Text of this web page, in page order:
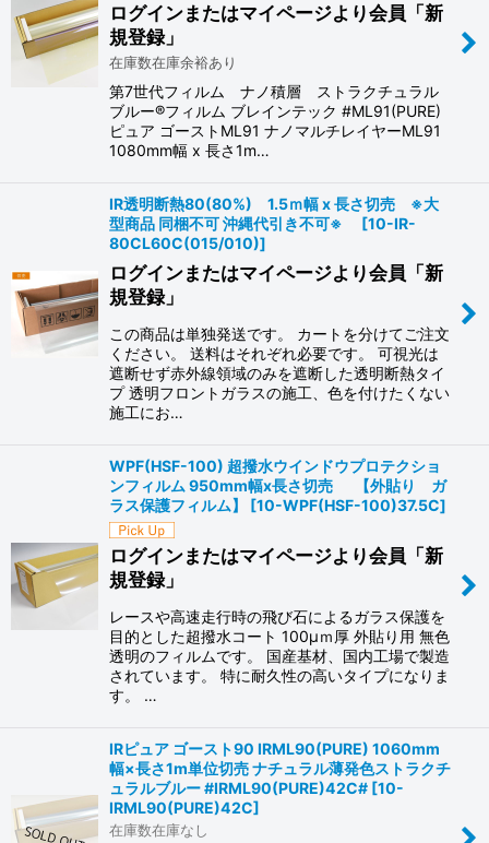
ログインまたはマイページより会員「新
規登録」
在庫数在庫余裕あり
第7世代フィルム ナノ積層 ストラクチュラル
ブルー®フィルム ブレインテック #ML91(PURE)
ピュア ゴーストML91 ナノマルチレイヤーML91
1080mm幅 x 長さ1m…
IR透明断熱80(80%) 1.5ｍ幅 x 長さ切売 ※大
型商品 同梱不可 沖縄代引き不可※
[10-IR-
80CL60C(015/010)]
ログインまたはマイページより会員「新
規登録」
この商品は単独発送です。 カートを分けてご注文
ください。 送料はそれぞれ必要です。 可視光は
遮断せず赤外線領域のみを遮断した透明断熱タイ
プ 透明フロントガラスの施工、色を付けたくない
施工にお…
WPF(HSF-100) 超撥水ウインドウプロテクショ
ンフィルム 950mm幅x長さ切売 【外貼り ガ
ラス保護フィルム】
[10-WPF(HSF-100)37.5C]
ログインまたはマイページより会員「新
規登録」
レースや高速走行時の飛び石によるガラス保護を
目的とした超撥水コート 100μｍ厚 外貼り用 無色
透明のフィルムです。 国産基材、国内工場で製造
されています。 特に耐久性の高いタイプになりま
す。 …
IRピュア ゴースト90 IRML90(PURE) 1060mm
幅×長さ1m単位切売 ナチュラル薄発色ストラクチ
ュラルブルー #IRML90(PURE)42C# [10-
IRML90(PURE)42C]
在庫数在庫なし